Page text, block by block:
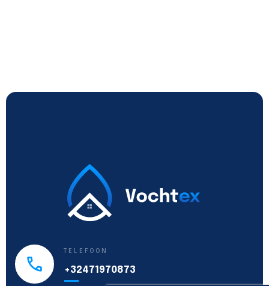
TELEFOON
+32471970873